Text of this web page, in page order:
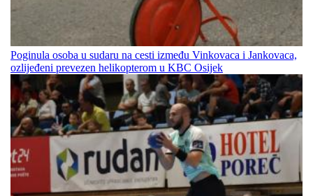
Poginula osoba u sudaru na cesti između Vinkovaca i Jankovaca,
ozlijeđeni prevezen helikopterom u KBC Osijek